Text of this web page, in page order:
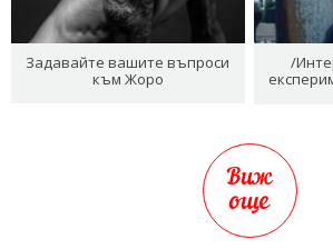
Задавайте вашите въпроси
към Жоро
/
Виж
още